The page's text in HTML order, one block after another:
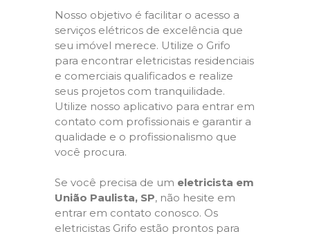
Nosso objetivo é facilitar o acesso a
serviços elétricos de excelência que
seu imóvel merece. Utilize o Grifo
para encontrar eletricistas residenciais
e comerciais qualificados e realize
seus projetos com tranquilidade.
Utilize nosso aplicativo para entrar em
contato com profissionais e garantir a
qualidade e o profissionalismo que
você procura.
Se você precisa de um eletricista em
União Paulista, SP, não hesite em
entrar em contato conosco. Os
eletricistas Grifo estão prontos para